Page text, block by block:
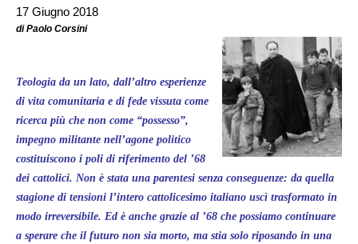
17 Giugno 2018
di Paolo Corsini
Teologia da un lato, dall’altro esperienze
di vita comunitaria e di fede vissuta come
ricerca più che non come “possesso”,
impegno militante nell’agone politico
costituiscono i poli di riferimento del ’68
dei cattolici. Non è stata una parentesi senza conseguenze: da quella
stagione di tensioni l’intero cattolicesimo italiano uscì trasformato in
modo irreversibile. Ed è anche grazie al ’68 che possiamo continuare
a sperare che il futuro non sia morto, ma stia solo riposando in una